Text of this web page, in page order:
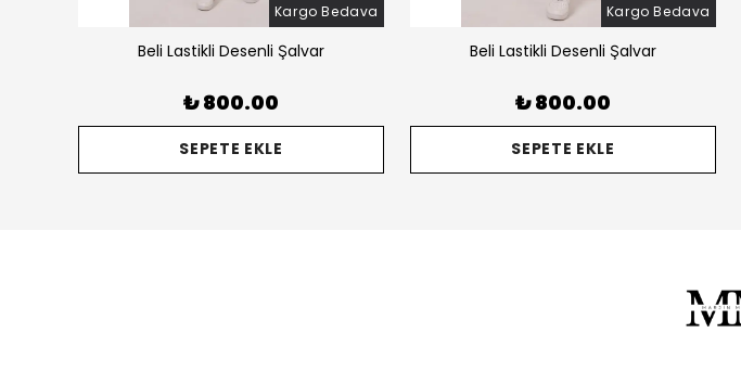
Kargo Bedava
Beli Lastikli Desenli Şalvar
₺ 800.00
SEPETE EKLE
Kargo Bedava
Beli Lastikli Desenli Şalvar
₺ 800.00
SEPETE EKLE